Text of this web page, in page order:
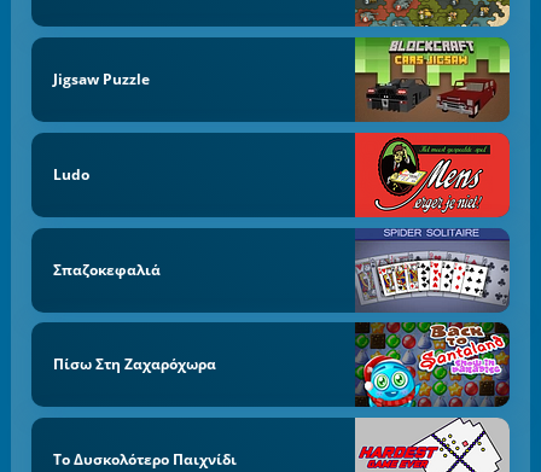
Jigsaw Puzzle
Ludo
Σπαζοκεφαλιά
Πίσω Στη Ζαχαρόχωρα
Το Δυσκολότερο Παιχνίδι